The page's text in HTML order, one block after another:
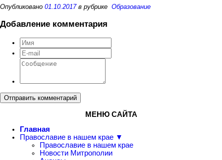
Опубликовано 01.10.2017в рубрике Образование
Добавление комментария
Отправить комментарий
МЕНЮ САЙТА
Главная
Православие в нашем крае ▼
Православие в нашем крае
Новости Митрополии